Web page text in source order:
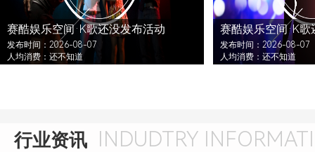
赛酷娱乐空间·K歌还没发布活动
发布时间：2026-08-07
人均消费：还不知道
赛酷娱乐空间·K
发布时间：2026-08-07
人均消费：还不知道
行业资讯 INDUDTRY